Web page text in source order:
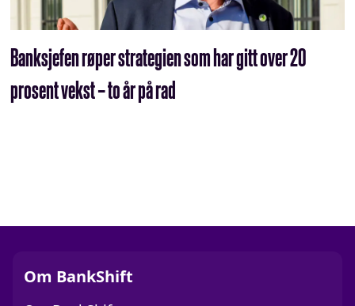
Banksjefen røper strategien som har gitt over 20
prosent vekst – to år på rad
Om BankShift